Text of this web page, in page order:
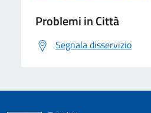
Problemi in Città
Segnala disservizio